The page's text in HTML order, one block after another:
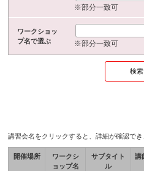
※部分一致可
ワークショッ
プ名で選ぶ
※部分一致可
講習会名をクリックすると、詳細が確認でき
開催場所
ワークシ
ョップ名
サブタイト
ル
講